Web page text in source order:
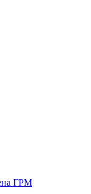
ГРМ